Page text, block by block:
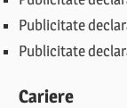
Publicitate
Publicitate
Cariere